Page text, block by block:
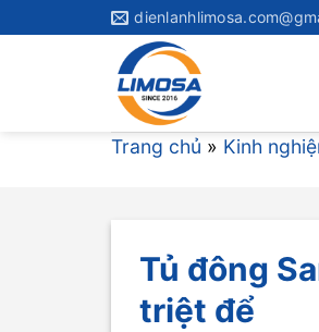
Trang chủ » Kinh
Tủ đông
triệt để